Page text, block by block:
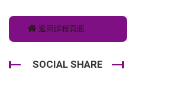
返回課程頁面
SOCIAL SHARE